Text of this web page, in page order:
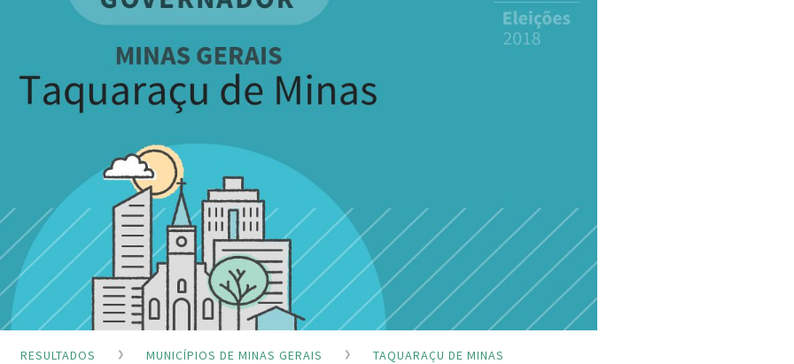
RESULTADOS MUNICÍPIOS DE MINAS GERAIS TAQUARAÇU DE MINAS